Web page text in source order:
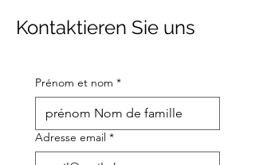
Kontaktieren Sie uns
Prénom et nom *
Adresse email *